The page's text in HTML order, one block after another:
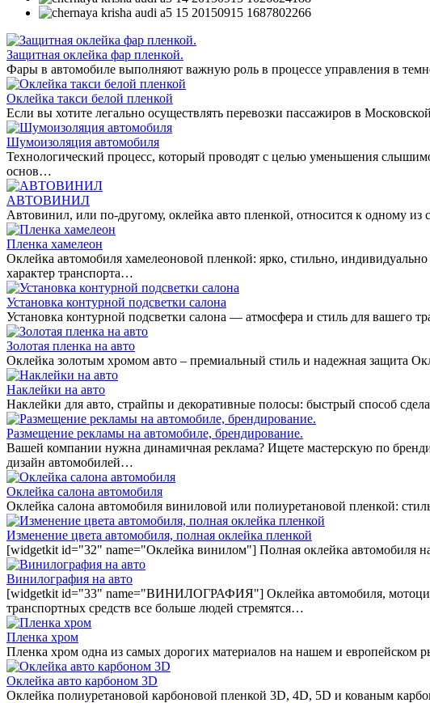
Защитная оклейка фар пленкой.
Фары в автомобиле выполняют важную роль в процессе управления в
Оклейка такси белой пленкой
Если вы хотите легально осуществлять перевозки пассажиров в
Шумоизоляция автомобиля
Технологический процесс, который проводят с целью уменьшения
основ…
АВТОВИНИЛ
Автовинил, или по-другому, оклейка авто пленкой, относится к одному
Пленка хамелеон
Оклейка автомобиля хамелеоновой пленкой: ярко, стильно,
характер транспорта…
Установка контурной подсветки салона
Установка контурной подсветки салона — атмосфера и стиль для вашего
Золотая пленка на авто
Оклейка золотым хромом авто – премиальный стиль и надежная защита
Наклейки на авто
Наклейки для авто, страйпы и декоративные полосы: быстрый способ
Размещение рекламы на автомобиле, брендирование.
Вашей компании нужна динамичная реклама? Ищете мастерскую по
дизайн автомобилей…
Оклейка салона автомобиля
Оклейка салона автомобиля виниловой или полиуретановой пленкой:
Изменение цвета автомобиля, полная оклейка пленкой
[widgetkit id="32" name="Оклейка винилом"] Полная оклейка автомобиля
Винилография на авто
[widgetkit id="33" name="ВИНИЛОГРАФИЯ"] Оклейка автомобиля,
транспортных средств все больше людей стремятся…
Пленка хром
Пленка хром одна из самых дорогих материалов на нашем и европейском
Оклейка авто карбоном 3D
Оклейка полиуретановой карбоновой пленкой 3D, 4D, 5D и кованым